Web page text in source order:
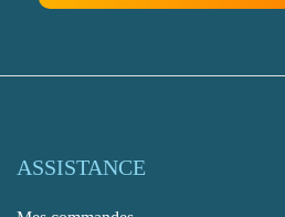
ASSISTANCE